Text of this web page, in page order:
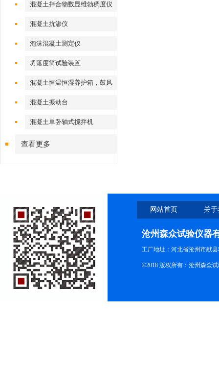
混凝土拌合物数显维勃稠度仪
混凝土抗渗仪
泡沫混凝土测定仪
坍落度筒试验装置
混凝土恒温恒湿养护箱，鼓风
干燥箱
混凝土振动台
混凝土单卧轴式搅拌机
查看更多
网站首页 关
沧州森众试验仪器
工厂地址：河北省沧州市献
©2018 版权所有：沧州森众